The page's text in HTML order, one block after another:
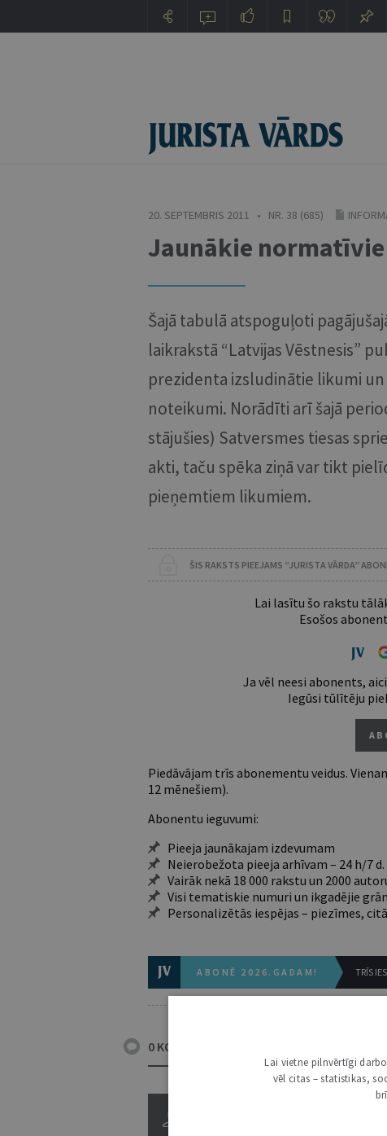
20. SEPTEMBRIS 2011 • NR. 38 (685)
Jaunākie
Šajā tabulā atspoguļoti
laikrakstā “Latvijas Vēstnesis”
prezidenta izsludinātie likumi
noteikumi. Norādīti arī šajā
stājušies) Satversmes tiesas
akti, taču spēka ziņā var tikt
pieņemtiem likumiem.
ŠIS RAKSTS PIEEJAMS “JURISTA VĀRDA”
Lai lasītu šo rakstu
Esošos
Ja vēl neesi abonents,
Iegūsi tūlītēju
Piedāvājam trīs abonementu veidus.
12 mēnešiem).
Abonentu ieguvumi:
Pieeja jaunākajam izdevumam
Neierobežota pieeja arhīvam – 24 h/7 d.
Vairāk nekā 18 000 rakstu un 2000
Visi tematiskie numuri un ikgadējie
Personalizētās iespējas – piezīmes,
ABONĒ 2026.GADAM! TRĪS
0 KOMENTĀRI
Lai vietne pilnvērtīgi
vēl citas – statistikas,